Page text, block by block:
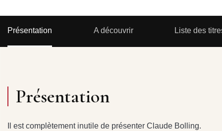
Présentation A découvrir Liste des
Présentation
Il est complètement inutile de présenter Claude Bolling.